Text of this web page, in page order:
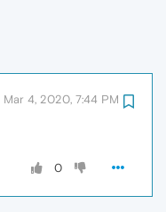
Mar 4, 2020, 7:44 PM
0